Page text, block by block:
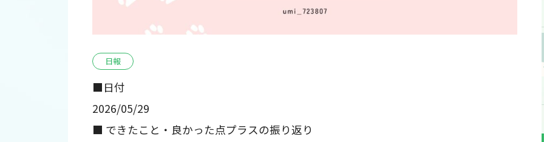
日報
■日付
2026/05/29
■ できたこと・良かった点プラスの振り返り